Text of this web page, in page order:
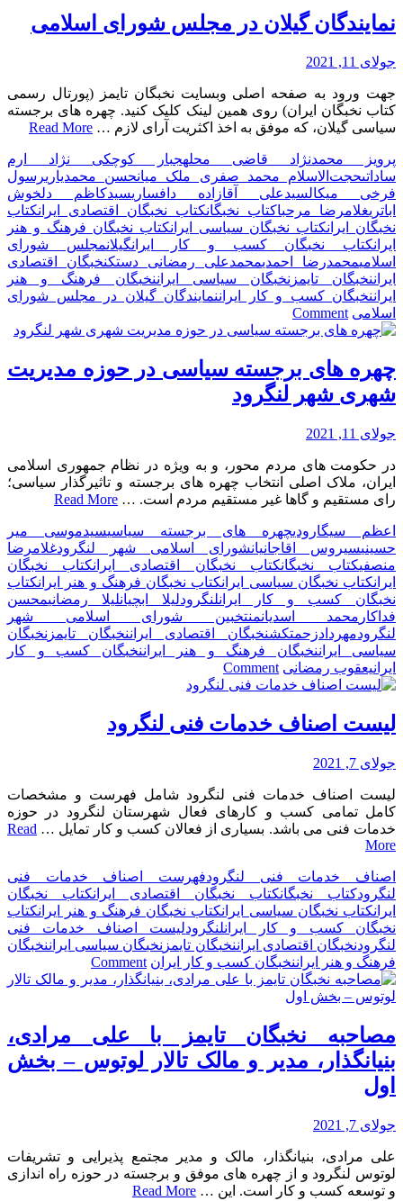
در
مجلس
نمایندگان گیلان در مجلس شورای اسلامی
جولای 11, 2021
جهت ورود به صفحه اصلی وبسایت نخبگان تایمز (پورتال رسمی
کتاب نخبگان ایران) روی همین لینک کلیک کنید. چهره های برجسته
سیاسی گیلان، که موفق به اخذ اکثریت آرای لازم … Read More
پرویز محمدنژاد قاضی محلهجبار کوچکى نژاد ارم
ساداتىحجت‌الاسلام محمد صفری ملک میانحسن محمدیاریرسول
فرخی میکالسیدعلى آقازاده دافساریسیدکاظم دلخوش
اباتریغلامرضا مرحباکتاب نخبگانکتاب نخبگان اقتصادی ایرانکتاب
نخبگان ایرانکتاب نخبگان سیاسی ایرانکتاب نخبگان فرهنگ و هنر
ایرانکتاب نخبگان کسب و کار ایرانگیلانمجلس شورای
اسلامیمحمدرضا احمدیمحمدعلی رمضانی دستکنخبگان اقتصادی
ایراننخبگان تایمز نخبگان سیاسی ایراننخبگان فرهنگ و هنر
ایراننخبگان کسب و کار ایراننمایندگان گیلان در مجلس شورای
اسلامی Comment
on
نمایندگان
مجلس
شورای
چهره های برجسته سیاسی در حوزه مدیریت
شهری شهر لنگرود
جولای 11, 2021
در حکومت های مردم محور، و به ویژه در نظام جمهوری اسلامی
ایران، ملاک اصلی انتخاب چهره های برجسته و تاثیرگذار سیاسی؛
رای مستقیم و گاها غیر مستقیم مردم است. … Read More
اعظم سیگارودیچهره های برجسته سیاسیسیدموسی میر
حسینیسیروس اقاجانیانشورای اسلامی شهر لنگرودغلامرضا
منصفیکتاب نخبگانکتاب نخبگان اقتصادی ایرانکتاب نخبگان
ایرانکتاب نخبگان سیاسی ایرانکتاب نخبگان فرهنگ و هنر ایرانکتاب
نخبگان کسب و کار ایرانلنگرودلیلا ابچیانلیلا رمضانیمحسن
فداکار محمد اسدیانمنتخبین شورای اسلامی شهر
لنگرودمهردادزحمتکشنخبگان اقتصادی ایراننخبگان تایمز نخبگان
سیاسی ایراننخبگان فرهنگ و هنر ایراننخبگان کسب و کار
ایرانیعقوب رمضانی Comment
on
چهره
برجسته
سیاسی
مدیریت
شهری
شهر
لنگرود
لیست اصناف خدمات فنی لنگرود
جولای 7, 2021
لیست اصناف خدمات فنی لنگرود شامل فهرست و مشخصات
کامل تمامی کسب و کارهای فعال شهرستان لنگرود در حوزه
خدمات فنی می باشد. بسیاری از فعالان کسب و کار تمایل … Read
More
اصناف خدمات فنی لنگرودفهرست اصناف خدمات فنی
لنگرودکتاب نخبگانکتاب نخبگان اقتصادی ایرانکتاب نخبگان
ایرانکتاب نخبگان سیاسی ایرانکتاب نخبگان فرهنگ و هنر ایرانکتاب
نخبگان کسب و کار ایرانلنگرودلیست اصناف خدمات فنی
لنگرودنخبگان اقتصادی ایراننخبگان تایمز نخبگان سیاسی ایراننخبگان
فرهنگ و هنر ایراننخبگان کسب و کار ایران Comment
on
لیست
لنگرود
مصاحبه نخبگان تایمز با علی مرادی،
بنیانگذار، مدیر و مالک تالار لوتوس – بخش
اول
جولای 7, 2021
علی مرادی، بنیانگذار، مالک و مدیر مجتمع پذیرایی و تشریفات
لوتوس لنگرود و از چهره های موفق و برجسته در حوزه راه اندازی
و توسعه کسب و کار است. این … Read More